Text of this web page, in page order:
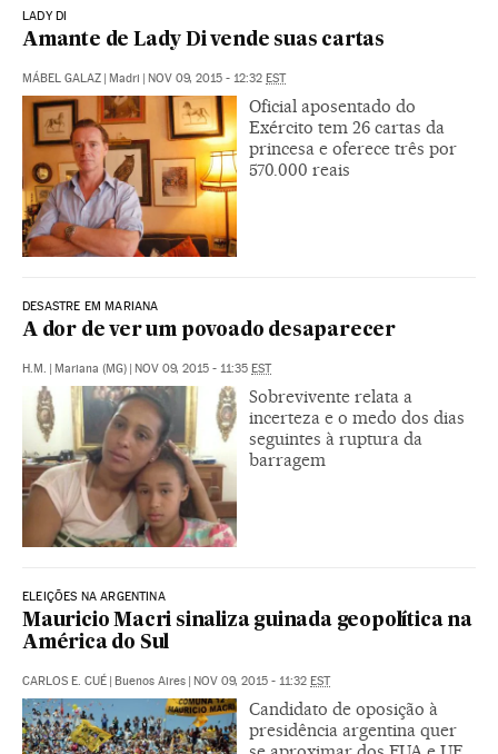
LADY DI
Amante de Lady Di vende suas cartas
MÁBEL GALAZ | Madri | NOV 09, 2015 - 12:32 EST
Oficial aposentado do
Exército tem 26 cartas da
princesa e oferece três por
570.000 reais
DESASTRE EM MARIANA
A dor de ver um povoado desaparecer
H.M. | Mariana (MG) | NOV 09, 2015 - 11:35 EST
Sobrevivente relata a
incerteza e o medo dos dias
seguintes à ruptura da
barragem
ELEIÇÕES NA ARGENTINA
Mauricio Macri sinaliza guinada geopolítica na
América do Sul
CARLOS E. CUÉ | Buenos Aires | NOV 09, 2015 - 11:32 EST
Candidato de oposição à
presidência argentina quer